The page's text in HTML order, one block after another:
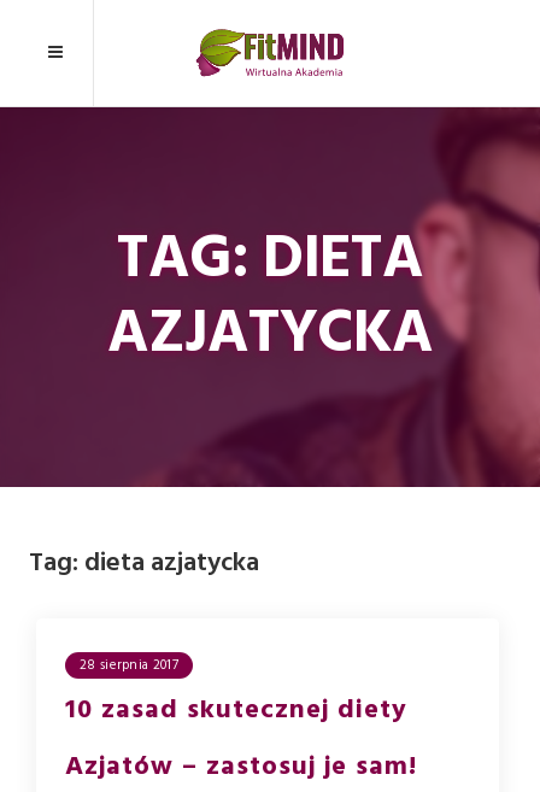
TAG: DIETA
AZJATYCKA
Tag: dieta azjatycka
28 sierpnia 2017
10 zasad skutecznej diety
Azjatów – zastosuj je sam!